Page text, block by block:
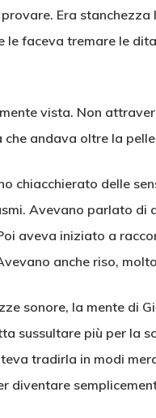
Era
le faceva tremare le
vista. Non
andava oltre la
chiacchierato delle
Avevano parlato di
aveva iniziato a
anche riso,
sonore, la mente di
sussultare più per la
tradirla in modi
diventare